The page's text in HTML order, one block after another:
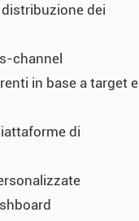
dei
channel
in base a target e
di